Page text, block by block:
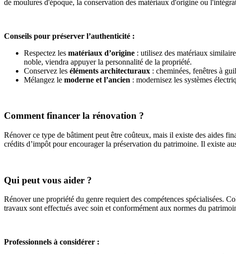
de moulures d'époque, la conservation des matériaux d'origine ou
Conseils pour préserver l’authenticité :
Respectez les matériaux d’origine : utilisez des matériaux
noble, viendra appuyer la personnalité de la propriété.
Conservez les éléments architecturaux : cheminées, fenêtres à
Mélangez le moderne et l’ancien : modernisez les systèmes
Comment financer la rénovation ?
Rénover ce type de bâtiment peut être coûteux, mais il existe des aides
crédits d’impôt pour encourager la préservation du patrimoine. Il existe
Qui peut vous aider ?
Rénover une propriété du genre requiert des compétences spécialisées.
travaux sont effectués avec soin et conformément aux normes du
Professionnels à considérer :